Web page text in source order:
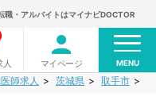
職・アルバイトはマイナビDOCTOR
人 マイページ MENU
師求人 茨城県 取手市